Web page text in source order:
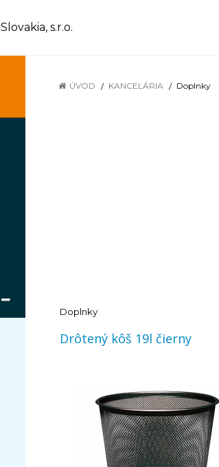
Slovakia, s.r.o.
ÚVOD KANCELÁRIA Doplnky
Doplnky
Drôtený kôš 19l čierny